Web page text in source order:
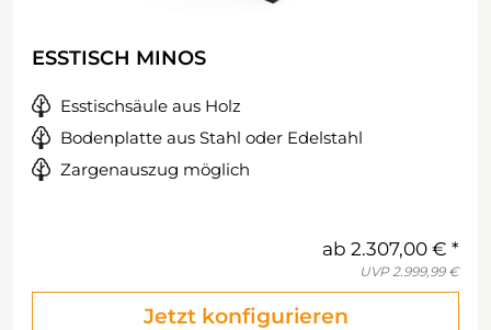
ESSTISCH MINOS
Esstischsäule aus Holz
Bodenplatte aus Stahl oder Edelstahl
Zargenauszug möglich
ab 2.307,00 €
UVP 2.999,99 €
Jetzt konfigurieren